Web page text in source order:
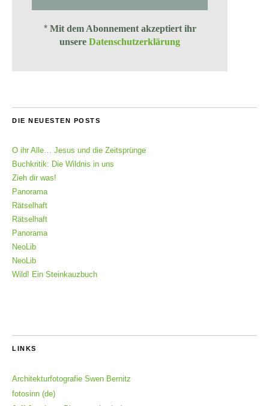
* Mit dem Abonnement akzeptiert ihr
unsereDatenschutzerklärung
DIE NEUESTEN POSTS
O ihr Alle… Jesus und die Zeitsprünge
Buchkritik: Die Wildnis in uns
Zieh dir was!
Panorama
Rätselhaft
Rätselhaft
Panorama
NeoLib
NeoLib
Wild! Ein Steinkauzbuch
LINKS
Architekturfotografie Swen Bernitz
fotosinn (de)